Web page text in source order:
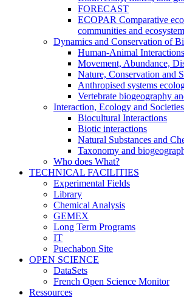
FORECAST
ECOPAR Comparative
communities and
Dynamics and Conservation of
Human-Animal Interactions
Movement, Abundance,
Nature, Conservation and
Anthropised systems
Vertebrate biogeography
Interaction, Ecology and Societies
Biocultural Interactions
Biotic interactions
Natural Substances and
Taxonomy and
Who does What?
TECHNICAL FACILITIES
Experimental Fields
Library
Chemical Analysis
GEMEX
Long Term Programs
IT
Puechabon Site
OPEN SCIENCE
DataSets
French Open Science Monitor
Ressources